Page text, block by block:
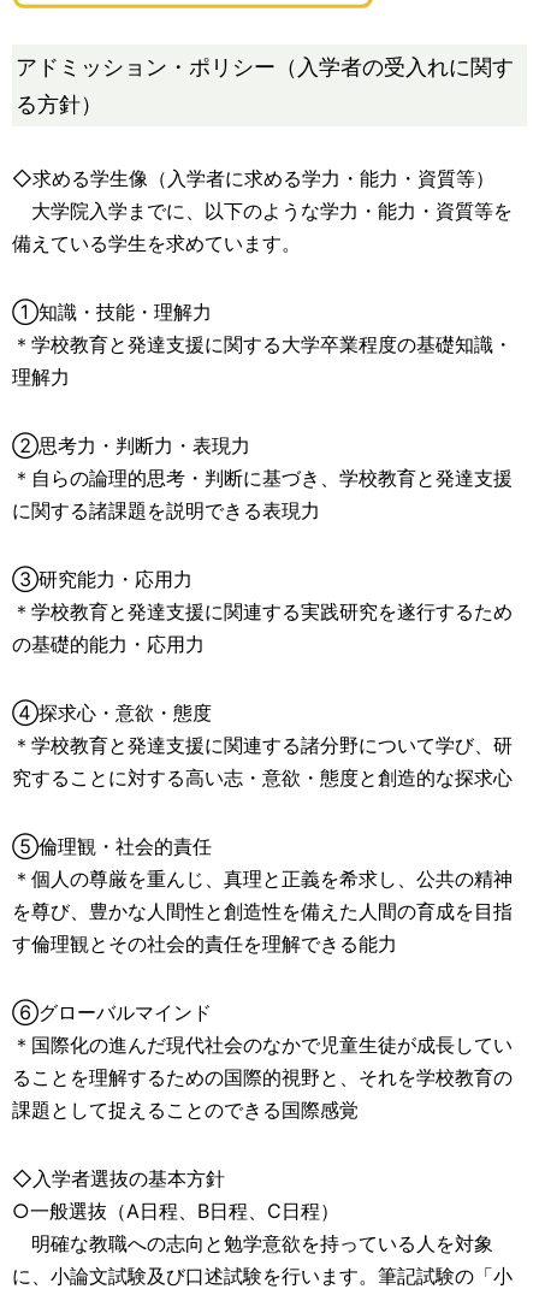
アドミッション・ポリシー（入学者の受入れに関す
る方針）
◇求める学生像（入学者に求める学力・能力・資質等）
大学院入学までに、以下のような学力・能力・資質等を
備えている学生を求めています。
①知識・技能・理解力
＊学校教育と発達支援に関する大学卒業程度の基礎知識・
理解力
②思考力・判断力・表現力
＊自らの論理的思考・判断に基づき、学校教育と発達支援
に関する諸課題を説明できる表現力
③研究能力・応用力
＊学校教育と発達支援に関連する実践研究を遂行するため
の基礎的能力・応用力
④探求心・意欲・態度
＊学校教育と発達支援に関連する諸分野について学び、研
究することに対する高い志・意欲・態度と創造的な探求心
⑤倫理観・社会的責任
＊個人の尊厳を重んじ、真理と正義を希求し、公共の精神
を尊び、豊かな人間性と創造性を備えた人間の育成を目指
す倫理観とその社会的責任を理解できる能力
⑥グローバルマインド
＊国際化の進んだ現代社会のなかで児童生徒が成長してい
ることを理解するための国際的視野と、それを学校教育の
課題として捉えることのできる国際感覚
◇入学者選抜の基本方針
○一般選抜（A日程、B日程、C日程）
明確な教職への志向と勉学意欲を持っている人を対象
に、小論文試験及び口述試験を行います。筆記試験の「小